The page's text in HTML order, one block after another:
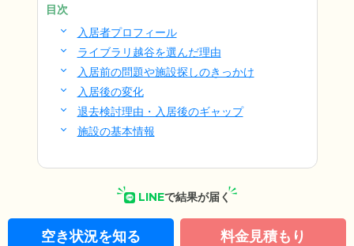
目次
入居者プロフィール
ライブラリ越谷を選んだ理由
入居前の問題や施設探しのきっかけ
入居後の変化
退去検討理由・入居後のギャップ
施設の基本情報
LINEで結果が届く
空き状況を知る 料金見積もり